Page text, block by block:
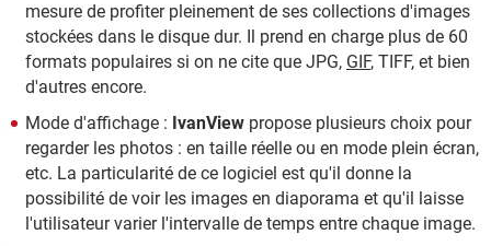
mesure de profiter pleinement de ses collections d'images
stockées dans le disque dur. Il prend en charge plus de 60
formats populaires si on ne cite que JPG, GIF, TIFF, et bien
d'autres encore.
Mode d'affichage : IvanView propose plusieurs choix pour
regarder les photos : en taille réelle ou en mode plein écran,
etc. La particularité de ce logiciel est qu'il donne la
possibilité de voir les images en diaporama et qu'il laisse
l'utilisateur varier l'intervalle de temps entre chaque image.